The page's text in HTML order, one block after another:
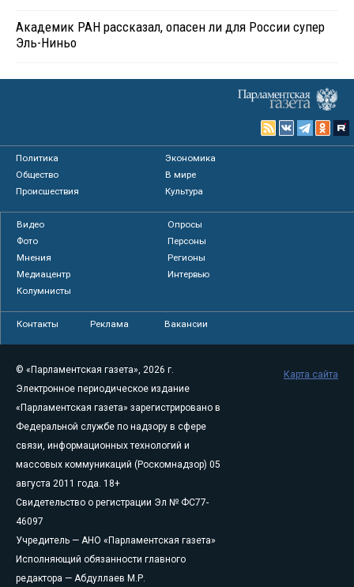
Академик РАН рассказал, опасен ли для России супер
Эль-Ниньо
Политика
Экономика
Общество
В мире
Происшествия
Культура
Видео
Опросы
Фото
Персоны
Мнения
Регионы
Медиацентр
Интервью
Колумнисты
Контакты Реклама Вакансии
© «Парламентская газета», 2026 г.
Электронное периодическое издание
«Парламентская газета» зарегистрировано в
Федеральной службе по надзору в сфере
связи, информационных технологий и
массовых коммуникаций (Роскомнадзор) 05
августа 2011 года. 18+
Свидетельство о регистрации Эл № ФС77-
46097
Учредитель — АНО «Парламентская газета»
Исполняющий обязанности главного
редактора — Абдуллаев М.Р.
Карта сайта